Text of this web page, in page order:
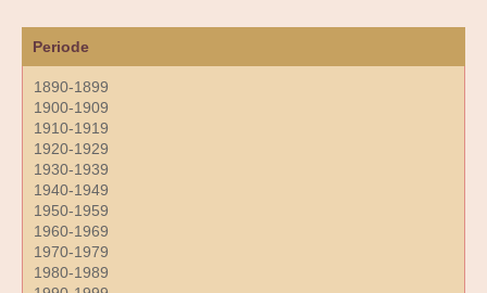
Periode
1890-1899
1900-1909
1910-1919
1920-1929
1930-1939
1940-1949
1950-1959
1960-1969
1970-1979
1980-1989